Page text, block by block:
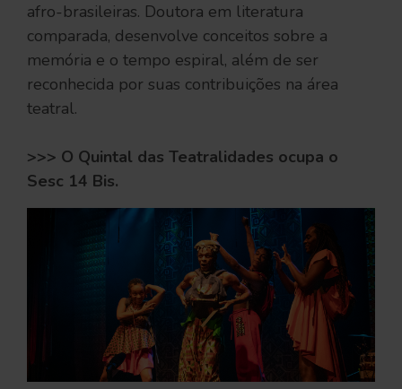
afro-brasileiras. Doutora em literatura
comparada, desenvolve conceitos sobre a
memória e o tempo espiral, além de ser
reconhecida por suas contribuições na área
teatral.
>>> O Quintal das Teatralidades ocupa o
Sesc 14 Bis.